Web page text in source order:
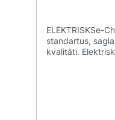
ELEKTRISKSe-
standartus,
kvalitāti.